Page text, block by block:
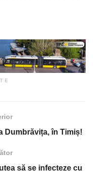
Dumbrăvița, în Timiș!
să se infecteze cu